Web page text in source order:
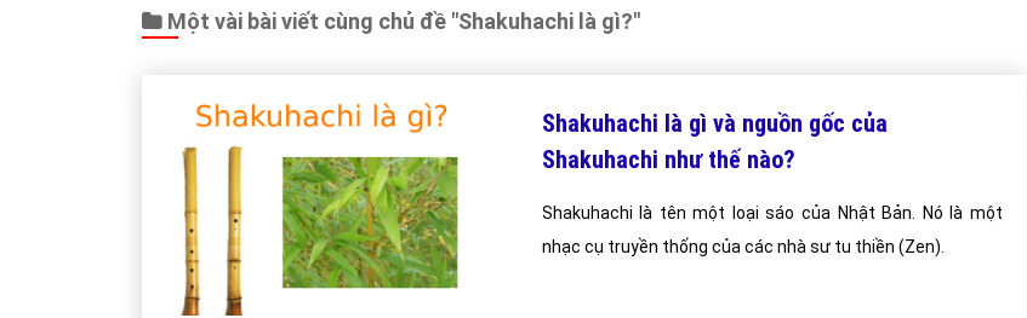
Một vài bài viết cùng chủ đề "Shakuhachi là gì?"
Shakuhachi là gì và nguồn gốc của
Shakuhachi như thế nào?
Shakuhachi là tên một loại sáo của Nhật Bản. Nó là một
nhạc cụ truyền thống của các nhà sư tu thiền (Zen).